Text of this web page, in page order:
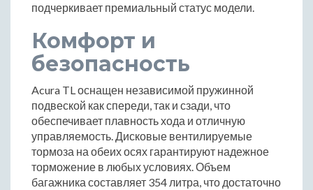
подчеркивает премиальный статус модели.
Комфорт и
безопасность
Acura TL оснащен независимой пружинной
подвеской как спереди, так и сзади, что
обеспечивает плавность хода и отличную
управляемость. Дисковые вентилируемые
тормоза на обеих осях гарантируют надежное
торможение в любых условиях. Объем
багажника составляет 354 литра, что достаточно